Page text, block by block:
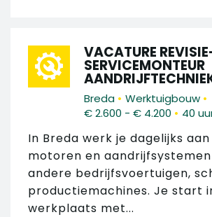
VACATURE
SERVICEMONTEUR
Breda • Werktuigbouw •
€ 2.600 - € 4.200 • 40
In Breda werk je dagelijks
motoren en
andere bedrijfsvoertuigen,
productiemachines. Je start
werkplaats met...